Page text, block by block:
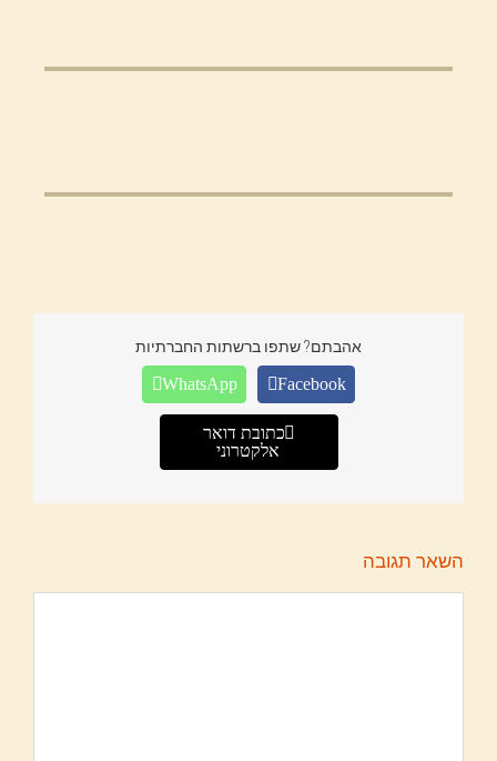
אהבתם? שתפו ברשתות החברתיות
Facebook
WhatsApp
כתובת דואר
אלקטרוני
השאר תגובה